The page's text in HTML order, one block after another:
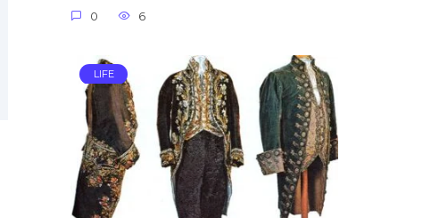
0 6
LIFE